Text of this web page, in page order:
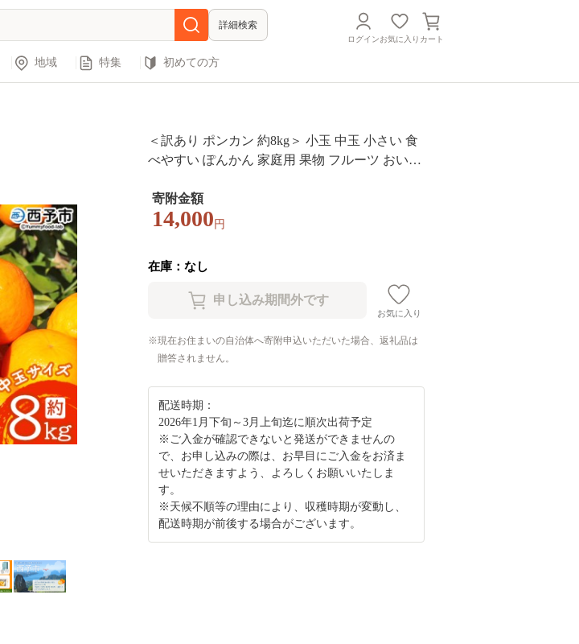
詳細検索
ログインお気に入り カート
地域 特集 初めての方
＜訳あり ポンカン 約8kg＞ 小玉 中玉 小さい 食
べやすい ぽんかん 家庭用 果物 フルーツ おいし
かん屋 愛媛県 西予市【常温】『2026年1月下旬
～3月上旬迄に順次出荷』
寄附金額
14,000 円
在庫：なし
お気に入り
現在お住まいの自治体へ寄附申込いただいた場合、返礼品は
贈答されません。
配送時期：
2026年1月下旬～3月上旬迄に順次出荷予定
※ご入金が確認できないと発送ができませんの
で、お申し込みの際は、お早目にご入金をお済ま
せいただきますよう、よろしくお願いいたしま
す。
※天候不順等の理由により、収穫時期が変動し、
配送時期が前後する場合がございます。